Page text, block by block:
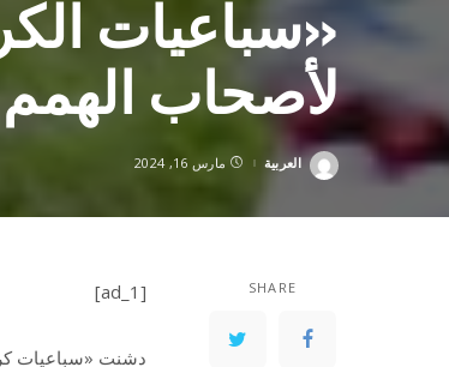
«سباعيات
لأصحاب الهمم
Posted
العربية مارس 16, 2024
SHARE
[ad_1]